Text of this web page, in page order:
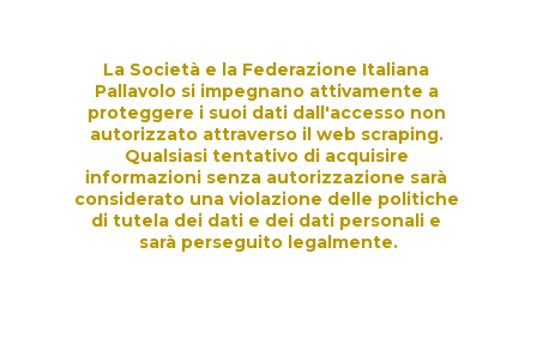
La Società e la Federazione Italiana
Pallavolo si impegnano attivamente a
proteggere i suoi dati dall'accesso non
autorizzato attraverso il web scraping.
Qualsiasi tentativo di acquisire
informazioni senza autorizzazione sarà
considerato una violazione delle politiche
di tutela dei dati e dei dati personali e
sarà perseguito legalmente.